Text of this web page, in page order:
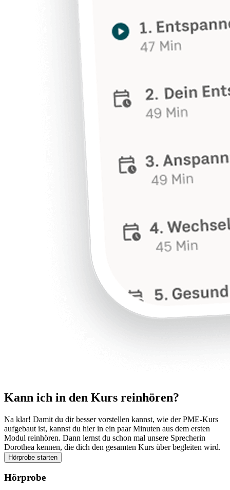
Kann ich in den Kurs reinhören?
Na klar! Damit du dir besser vorstellen kannst, wie der PME-Kurs
aufgebaut ist, kannst du hier in ein paar Minuten aus dem ersten
Modul reinhören. Dann lernst du schon mal unsere Sprecherin
Dorothea kennen, die dich den gesamten Kurs über begleiten wird.
Hörprobe starten
Hörprobe